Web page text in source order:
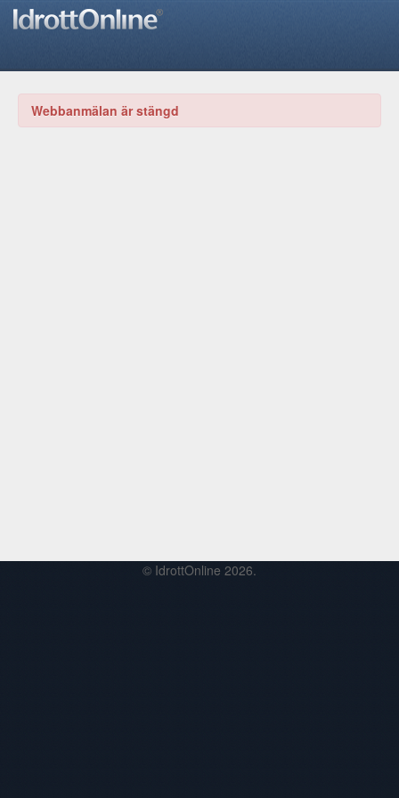
Webbanmälan är stängd
© IdrottOnline 2026.